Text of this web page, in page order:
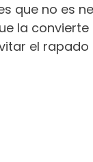
que no es
la convierte
el